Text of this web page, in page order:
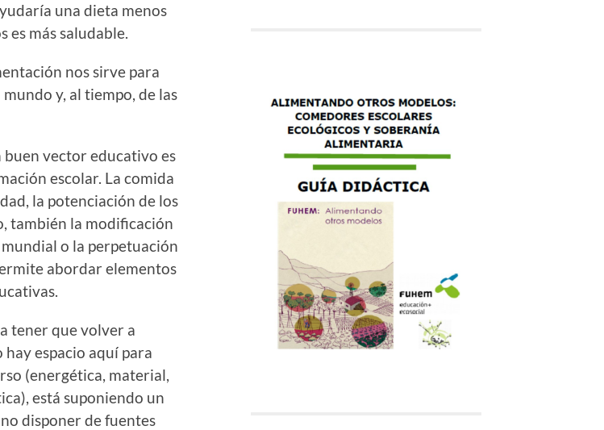
una dieta menos
más saludable.
nos sirve para
y, al tiempo, de las
buen vector educativo es
escolar. La comida
la potenciación de los
también la modificación
o la perpetuación
abordar elementos
tener que volver a
espacio aquí para
(energética, material,
está suponiendo un
disponer de fuentes